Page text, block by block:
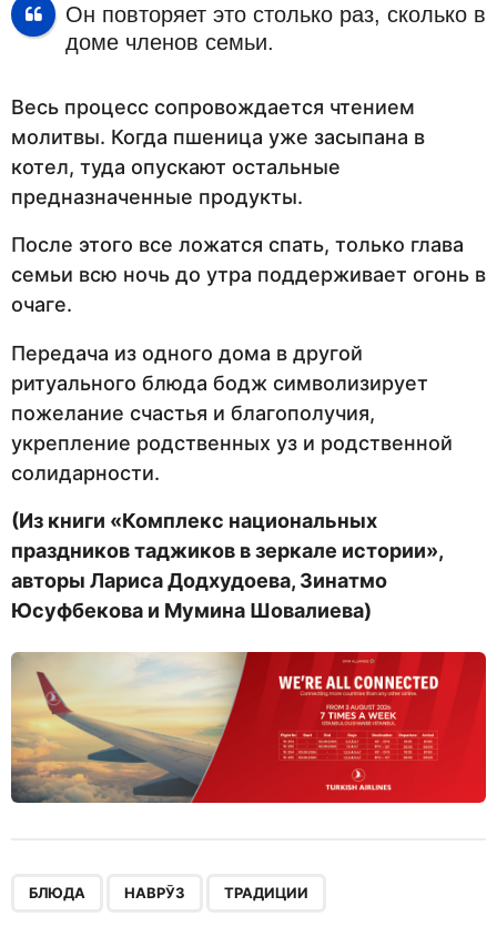
Он повторяет это столько раз, сколько в
доме членов семьи.
Весь процесс сопровождается чтением
молитвы. Когда пшеница уже засыпана в
котел, туда опускают остальные
предназначенные продукты.
После этого все ложатся спать, только глава
семьи всю ночь до утра поддерживает огонь в
очаге.
Передача из одного дома в другой
ритуального блюда бодж символизирует
пожелание счастья и благополучия,
укрепление родственных уз и родственной
солидарности.
(Из книги «Комплекс национальных
праздников таджиков в зеркале истории»,
авторы Лариса Додхудоева, Зинатмо
Юсуфбекова и Мумина Шовалиева)
БЛЮДА НАВРӮЗ ТРАДИЦИИ